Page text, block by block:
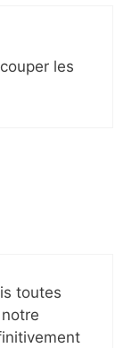
les
toutes